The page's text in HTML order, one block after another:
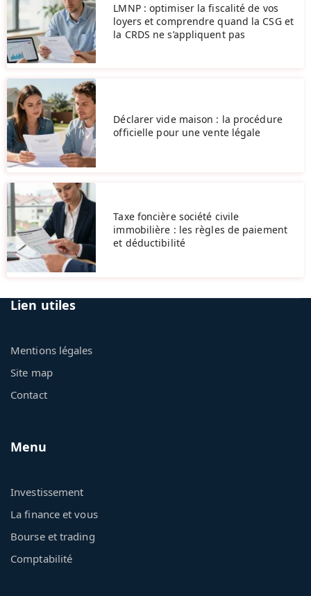
LMNP : optimiser la fiscalité de vos
loyers et comprendre quand la CSG et
la CRDS ne s’appliquent pas
Déclarer vide maison : la procédure
officielle pour une vente légale
Taxe foncière société civile
immobilière : les règles de paiement
et déductibilité
Lien utiles
Mentions légales
Site map
Contact
Menu
Investissement
La finance et vous
Bourse et trading
Comptabilité